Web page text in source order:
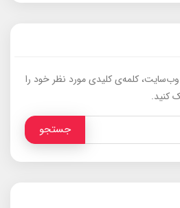
کلمه‌ی کلیدی مورد نظر خود را
کنید.
جستجو